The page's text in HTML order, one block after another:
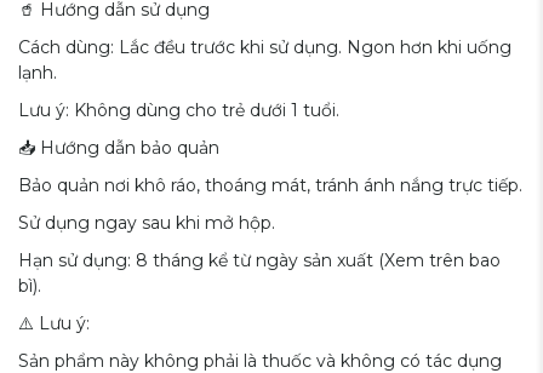
🥤 Hướng dẫn sử dụng
Cách dùng: Lắc đều trước khi sử dụng. Ngon hơn khi uống
lạnh.
Lưu ý: Không dùng cho trẻ dưới 1 tuổi.
📥 Hướng dẫn bảo quản
Bảo quản nơi khô ráo, thoáng mát, tránh ánh nắng trực tiếp.
Sử dụng ngay sau khi mở hộp.
Hạn sử dụng: 8 tháng kể từ ngày sản xuất (Xem trên bao
bì).
⚠️ Lưu ý:
Sản phẩm này không phải là thuốc và không có tác dụng